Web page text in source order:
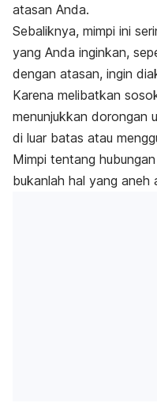
atasan Anda.
Sebaliknya, mimpi ini
yang Anda inginkan,
dengan atasan, ingin
Karena melibatkan
menunjukkan dorongan
di luar batas atau
Mimpi tentang
bukanlah hal yang aneh